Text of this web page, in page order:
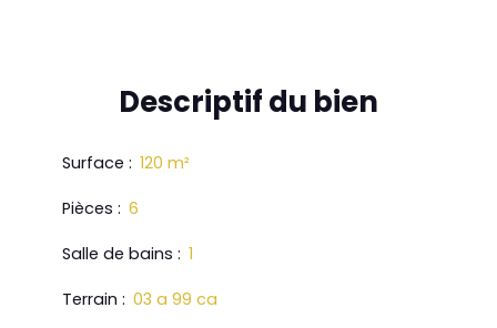
Descriptifdu bien
Surface : 120 m²
Pièces : 6
Salle de bains : 1
Terrain : 03 a 99 ca